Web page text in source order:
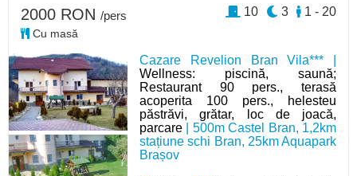
Cazare Revelion Bran Vila*** |
Wellness: piscină, saună;
Restaurant 90 pers., terasă
acoperita 100 pers., helesteu
păstrăvi, grătar, loc de joacă,
parcare | 500m Castel Bran, 1,2km
stațiune schi Bran, 25km Aquapark
Brașov
2000 RON /pers
Cu masă
1 - 20
3
10